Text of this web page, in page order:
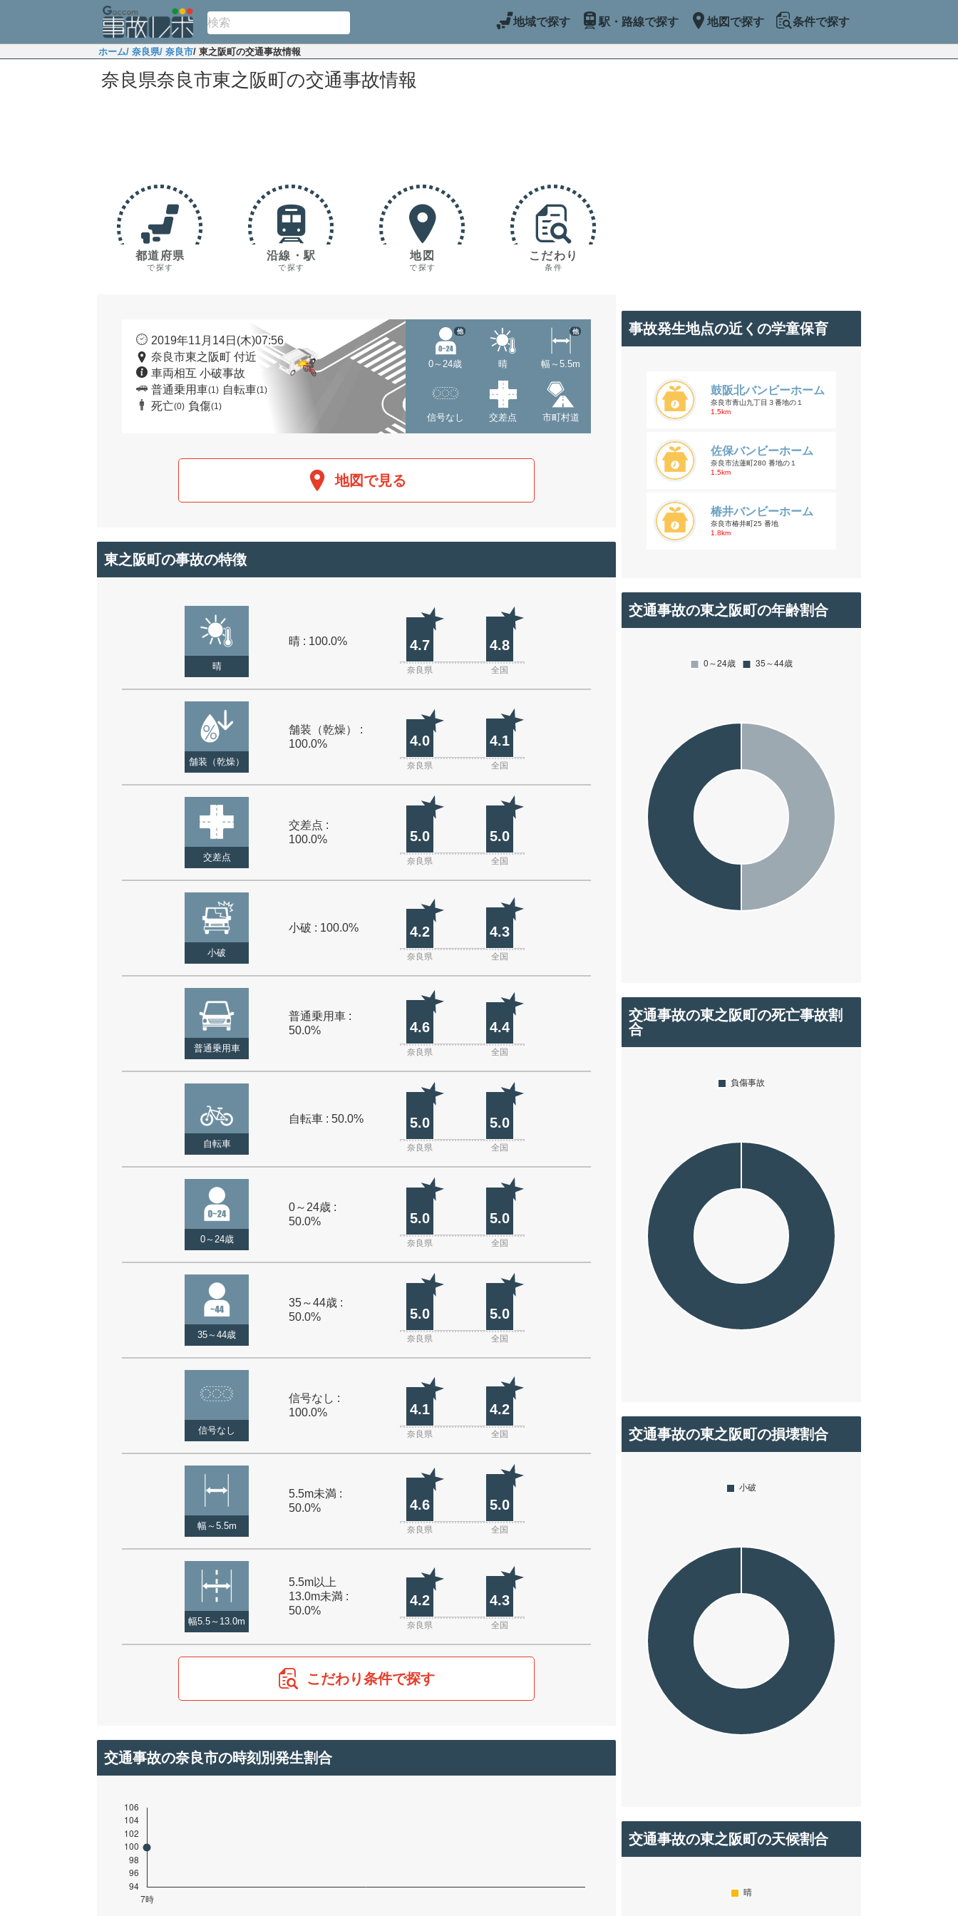
地域で探す 駅・路線で探す 地図で探す 条件で探す
ホーム/ 奈良県/ 奈良市/ 東之阪町の交通事故情報
奈良県奈良市東之阪町の交通事故情報
都道府県
で探す
沿線・駅
で探す
地図
で探す
こだわり
条件
2019年11月14日(木)07:56
奈良市東之阪町 付近
車両相互 小破事故
普通乗用車(1) 自転車(1)
死亡(0) 負傷(1)
0～24歳
他
晴 幅～5.5m
他
信号なし 交差点 市町村道
地図で見る
東之阪町の事故の特徴
晴
晴 : 100.0% 4.7 4.8
奈良県 全国
舗装（乾燥）
舗装（乾燥） :
100.0%
4.0 4.1
奈良県 全国
交差点
交差点 :
100.0%
5.0 5.0
奈良県 全国
小破
小破 : 100.0% 4.2 4.3
奈良県 全国
普通乗用車
普通乗用車 :
50.0%
4.6 4.4
奈良県 全国
自転車
自転車 : 50.0% 5.0 5.0
奈良県 全国
0～24歳
0～24歳 :
50.0%
5.0 5.0
奈良県 全国
35～44歳
35～44歳 :
50.0%
5.0 5.0
奈良県 全国
信号なし
信号なし :
100.0%
4.1 4.2
奈良県 全国
幅～5.5m
5.5m未満 :
50.0%
4.6 5.0
奈良県 全国
幅5.5～13.0m
5.5m以上
13.0m未満 :
50.0%
4.2 4.3
奈良県 全国
こだわり条件で探す
交通事故の奈良市の時刻別発生割合
事故発生地点の近くの学童保育
鼓阪北バンビーホーム
奈良市青山九丁目３番地の１
1.5km
佐保バンビーホーム
奈良市法蓮町280 番地の１
1.5km
椿井バンビーホーム
奈良市椿井町25 番地
1.8km
交通事故の東之阪町の年齢割合
交通事故の東之阪町の死亡事故割
合
交通事故の東之阪町の損壊割合
交通事故の東之阪町の天候割合